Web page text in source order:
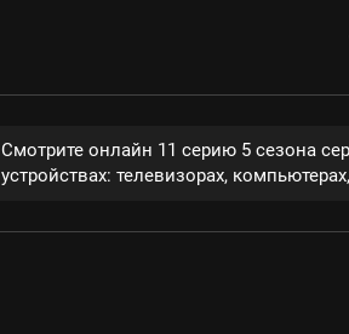
Смотрите онлайн 11 серию 5 сезона
устройствах: телевизорах,